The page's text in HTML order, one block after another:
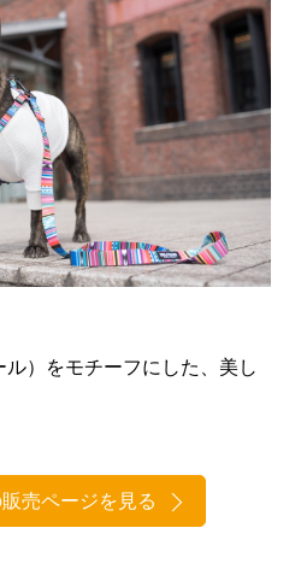
）をモチーフにした、美し
売ページを見る